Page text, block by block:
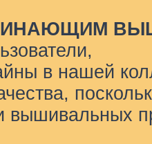
в нашей
вышивальных